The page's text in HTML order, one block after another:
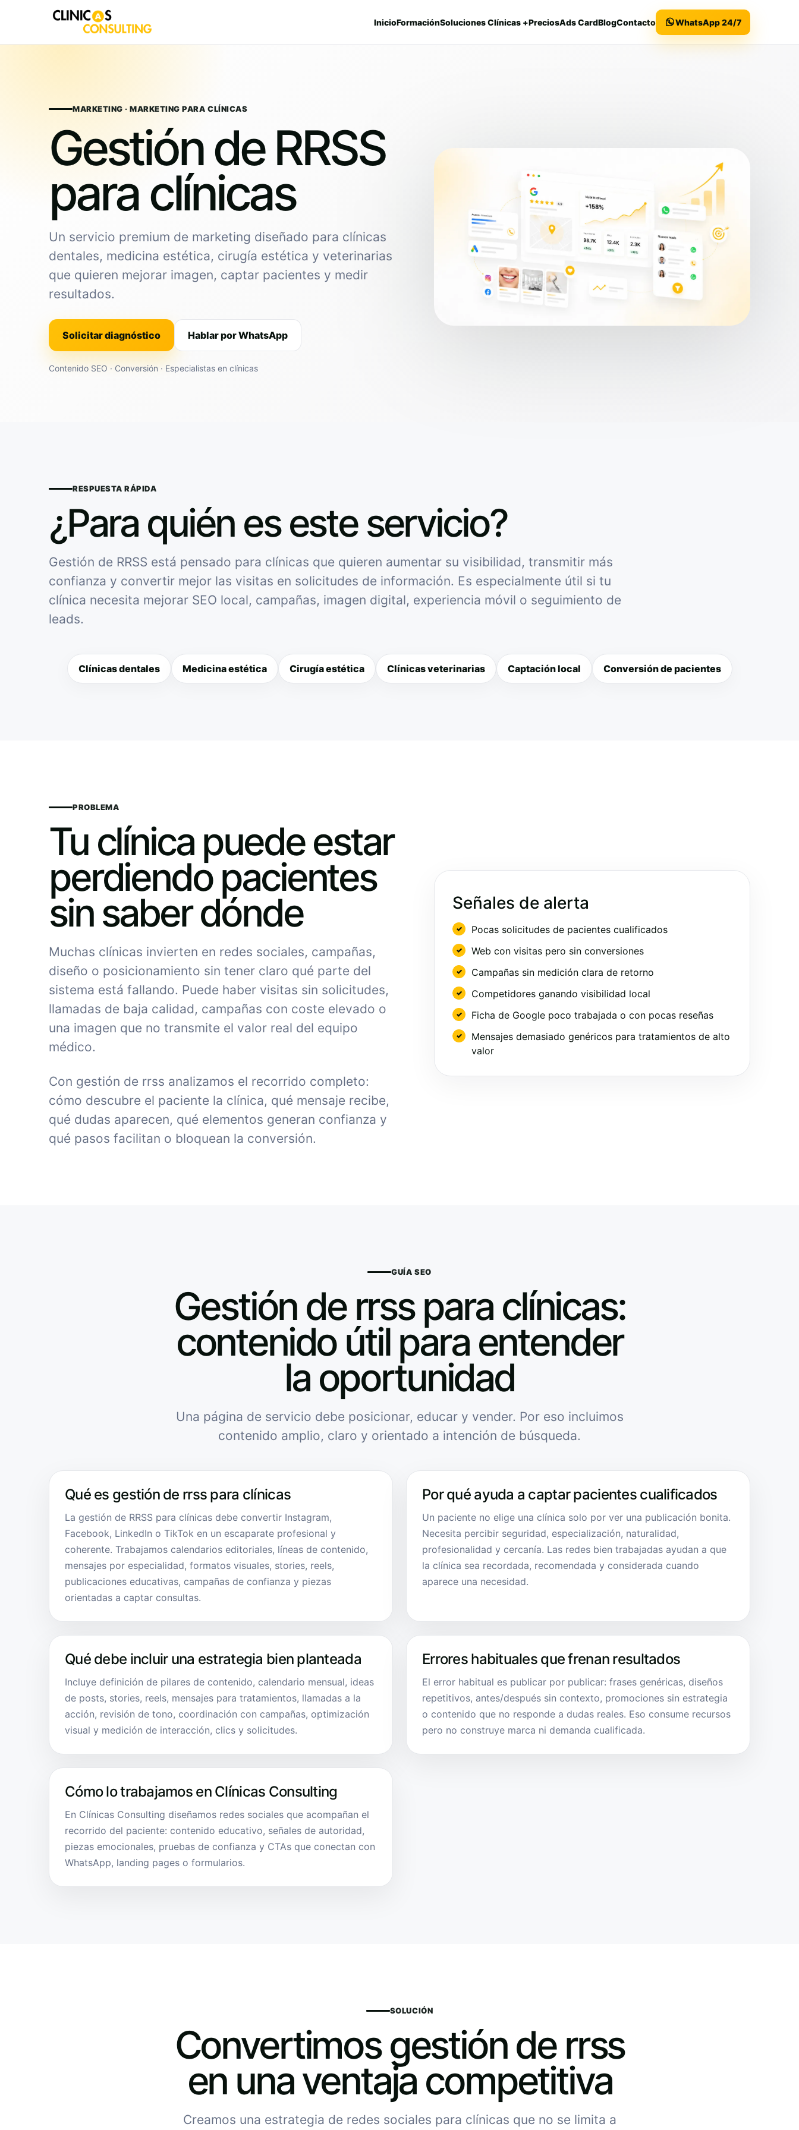
InicioFormaciónSoluciones Clínicas +PreciosAds CardBlogContacto WhatsApp 24/7
MARKETING · MARKETING PARA CLÍNICAS
Gestión de RRSS
para clínicas
Un servicio premium de marketing diseñado para clínicas
dentales, medicina estética, cirugía estética y veterinarias
que quieren mejorar imagen, captar pacientes y medir
resultados.
Solicitar diagnóstico Hablar por WhatsApp
Contenido SEO · Conversión · Especialistas en clínicas
RESPUESTA RÁPIDA
¿Para quién es este servicio?
Gestión de RRSS está pensado para clínicas que quieren aumentar su visibilidad, transmitir más
confianza y convertir mejor las visitas en solicitudes de información. Es especialmente útil si tu
clínica necesita mejorar SEO local, campañas, imagen digital, experiencia móvil o seguimiento de
leads.
Clínicas dentales Medicina estética Cirugía estética Clínicas veterinarias Captación local Conversión de pacientes
PROBLEMA
Tu clínica puede estar
perdiendo pacientes
sin saber dónde
Muchas clínicas invierten en redes sociales, campañas,
diseño o posicionamiento sin tener claro qué parte del
sistema está fallando. Puede haber visitas sin solicitudes,
llamadas de baja calidad, campañas con coste elevado o
una imagen que no transmite el valor real del equipo
médico.
Con gestión de rrss analizamos el recorrido completo:
cómo descubre el paciente la clínica, qué mensaje recibe,
qué dudas aparecen, qué elementos generan confianza y
qué pasos facilitan o bloquean la conversión.
Señales de alerta
Pocas solicitudes de pacientes cualificados
Web con visitas pero sin conversiones
Campañas sin medición clara de retorno
Competidores ganando visibilidad local
Ficha de Google poco trabajada o con pocas reseñas
Mensajes demasiado genéricos para tratamientos de alto
valor
GUÍA SEO
Gestión de rrss para clínicas:
contenido útil para entender
la oportunidad
Una página de servicio debe posicionar, educar y vender. Por eso incluimos
contenido amplio, claro y orientado a intención de búsqueda.
Qué es gestión de rrss para clínicas
La gestión de RRSS para clínicas debe convertir Instagram,
Facebook, LinkedIn o TikTok en un escaparate profesional y
coherente. Trabajamos calendarios editoriales, líneas de contenido,
mensajes por especialidad, formatos visuales, stories, reels,
publicaciones educativas, campañas de confianza y piezas
orientadas a captar consultas.
Por qué ayuda a captar pacientes cualificados
Un paciente no elige una clínica solo por ver una publicación bonita.
Necesita percibir seguridad, especialización, naturalidad,
profesionalidad y cercanía. Las redes bien trabajadas ayudan a que
la clínica sea recordada, recomendada y considerada cuando
aparece una necesidad.
Qué debe incluir una estrategia bien planteada
Incluye definición de pilares de contenido, calendario mensual, ideas
de posts, stories, reels, mensajes para tratamientos, llamadas a la
acción, revisión de tono, coordinación con campañas, optimización
visual y medición de interacción, clics y solicitudes.
Errores habituales que frenan resultados
El error habitual es publicar por publicar: frases genéricas, diseños
repetitivos, antes/después sin contexto, promociones sin estrategia
o contenido que no responde a dudas reales. Eso consume recursos
pero no construye marca ni demanda cualificada.
Cómo lo trabajamos en Clínicas Consulting
En Clínicas Consulting diseñamos redes sociales que acompañan el
recorrido del paciente: contenido educativo, señales de autoridad,
piezas emocionales, pruebas de confianza y CTAs que conectan con
WhatsApp, landing pages o formularios.
SOLUCIÓN
Convertimos gestión de rrss
en una ventaja competitiva
Creamos una estrategia de redes sociales para clínicas que no se limita a